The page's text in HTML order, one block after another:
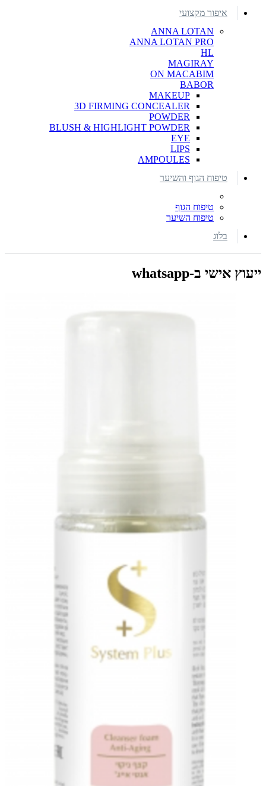
איפור מקצועי
ANNA LOTAN
ANNA LOTAN PRO
HL
MAGIRAY
ON MACABIM
BABOR
MAKEUP
3D FIRMING CONCEALER
POWDER
BLUSH & HIGHLIGHT POWDER
EYE
LIPS
AMPOULES
טיפוח הגוף והשיער
טיפוח הגוף
טיפוח השיער
בלוג
ייעוץ אישי ב-whatsapp